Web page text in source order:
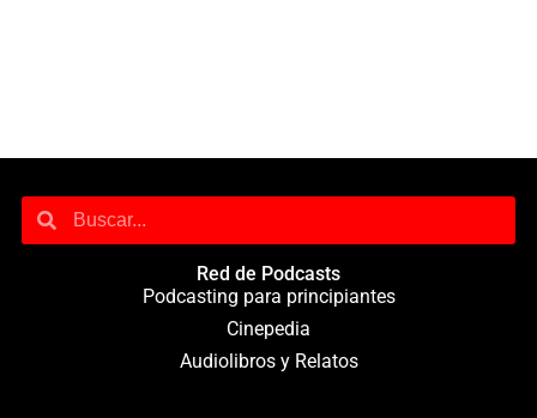
Red de Podcasts
Podcasting para principiantes
Cinepedia
Audiolibros y Relatos